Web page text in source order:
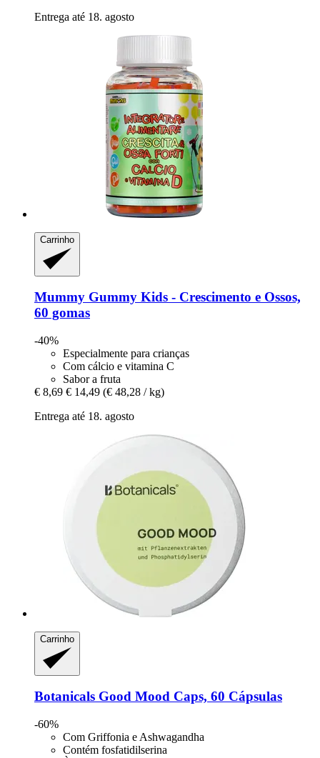
Entrega até 18. agosto
Carrinho
Mummy Gummy Kids -​ Crescimento e Ossos,
60 gomas
-40%
Especialmente para crianças
Com cálcio e vitamina C
Sabor a fruta
€ 8,69 € 14,49 (€ 48,28 / kg)
Entrega até 18. agosto
Carrinho
Botanicals Good Mood Caps, 60 Cápsulas
-60%
Com Griffonia e Ashwagandha
Contém fosfatidilserina